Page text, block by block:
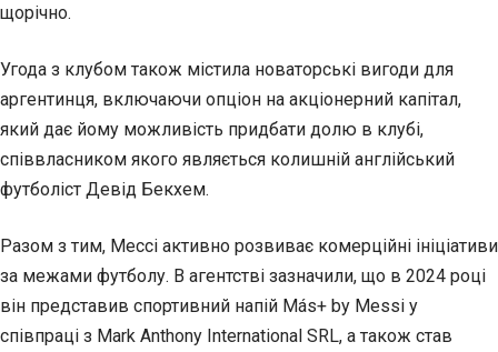
щорічно.
Угода з клубом також містила новаторські вигоди для
аргентинця, включаючи опціон на акціонерний капітал,
який дає йому можливість придбати долю в клубі,
співвласником якого являється колишній англійський
футболіст Девід Бекхем.
Разом з тим, Мессі активно розвиває комерційні ініціативи
за межами футболу. В агентстві зазначили, що в 2024 році
він представив спортивний напій Más+ by Messi у
співпраці з Mark Anthony International SRL, а також став